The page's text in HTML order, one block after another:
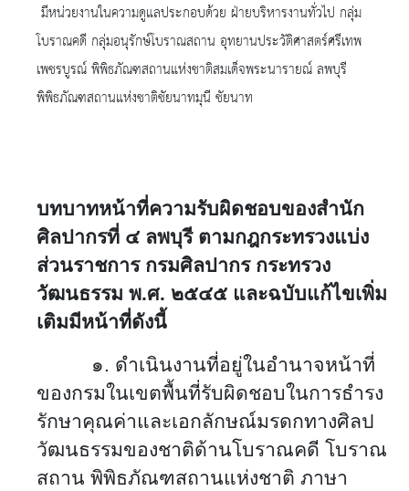
มีหน่วยงานในความดูแลประกอบด้วย ฝ่ายบริหารงานทั่วไป กลุ่ม
โบราณคดี กลุ่มอนุรักษ์โบราณสถาน อุทยานประวัติศาสตร์ศรีเทพ
เพชรบูรณ์ พิพิธภัณฑสถานแห่งชาติสมเด็จพระนารายณ์ ลพบุรี
พิพิธภัณฑสถานแห่งชาติชัยนาทมุนี ชัยนาท
บทบาทหน้าที่ความรับผิดชอบของสำนัก
ศิลปากรที่ ๔ ลพบุรี ตามกฎกระทรวงแบ่ง
ส่วนราชการ กรมศิลปากร กระทรวง
วัฒนธรรม พ.ศ. ๒๕๔๕ และฉบับแก้ไขเพิ่ม
เติมมีหน้าที่ดังนี้
๑. ดำเนินงานที่อยู่ในอำนาจหน้าที่
ของกรมในเขตพื้นที่รับผิดชอบในการธำรง
รักษาคุณค่าและเอกลักษณ์มรดกทางศิลป
วัฒนธรรมของชาติด้านโบราณคดี โบราณ
สถาน พิพิธภัณฑสถานแห่งชาติ ภาษา